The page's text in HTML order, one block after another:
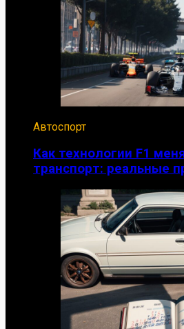
Автоспорт
Как технологии F1
транспорт: реальные